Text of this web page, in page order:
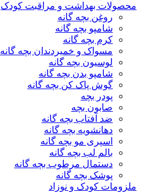
محصولات بهداشت و مراقبت کودک
روغن بچه گانه
شامپو بچه گانه
کرم بچه گانه
مسواک و خمیردندان بچه گانه
لوسیون بچه گانه
شامپو بدن بچه گانه
گوش پاک کن بچه گانه
پودر بچه
صابون بچه
ضد آفتاب بچه گانه
دهانشویه بچه گانه
اسپری مو بچه گانه
بالم لب بچه گانه
دستمال مرطوب بچه گانه
پوشک بچه گانه
ملزومات کودک و نوزاد